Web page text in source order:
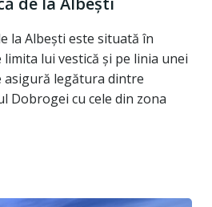
la Albești este situată în
lui vestică și pe linia unei
asigură legătura dintre
Dobrogei cu cele din zona